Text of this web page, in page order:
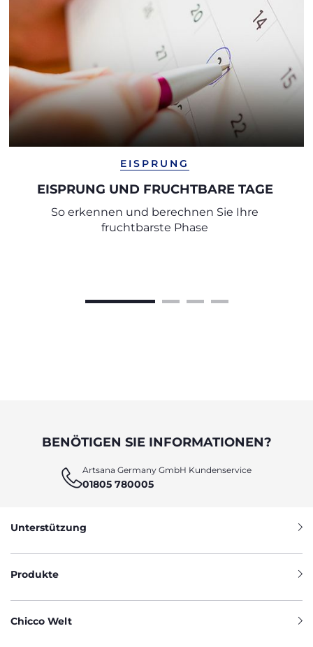
EISPRUNG
EISPRUNG UND FRUCHTBARE TAGE
So erkennen und berechnen Sie Ihre
fruchtbarste Phase
BENÖTIGEN SIE INFORMATIONEN?
Artsana Germany GmbH Kundenservice
01805 780005
Unterstützung
Produkte
Chicco Welt